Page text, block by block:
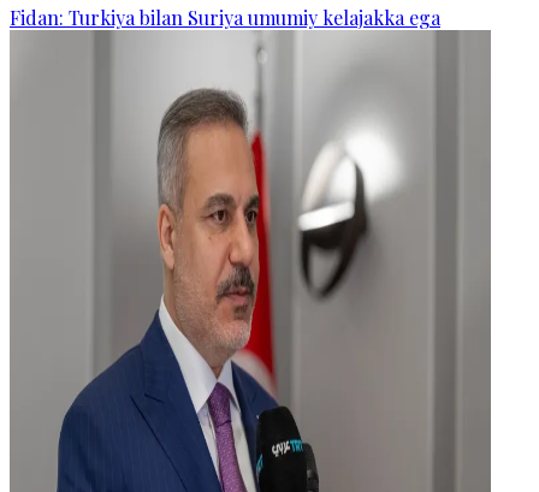
Fidan: Turkiya bilan Suriya umumiy kelajakka ega